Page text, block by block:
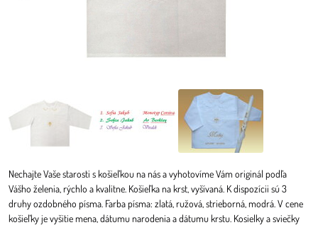
Nechajte Vaše starosti s košieľkou na nás a vyhotovíme Vám originál podľa
Vášho želenia, rýchlo a kvalitne. Košieľka na krst, vyšívaná. K dispozícii sú 3
druhy ozdobného písma. Farba písma: zlatá, ružová, strieborná, modrá. V cene
košieľky je vyšitie mena, dátumu narodenia a dátumu krstu. Kosielky a sviečky